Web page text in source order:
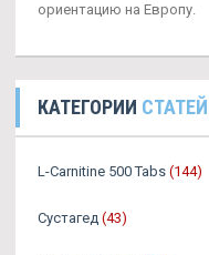
ориентацию на Европу.
КАТЕГОРИИ СТАТЕЙ
L-Carnitine 500 Tabs (144)
Сустагед (43)